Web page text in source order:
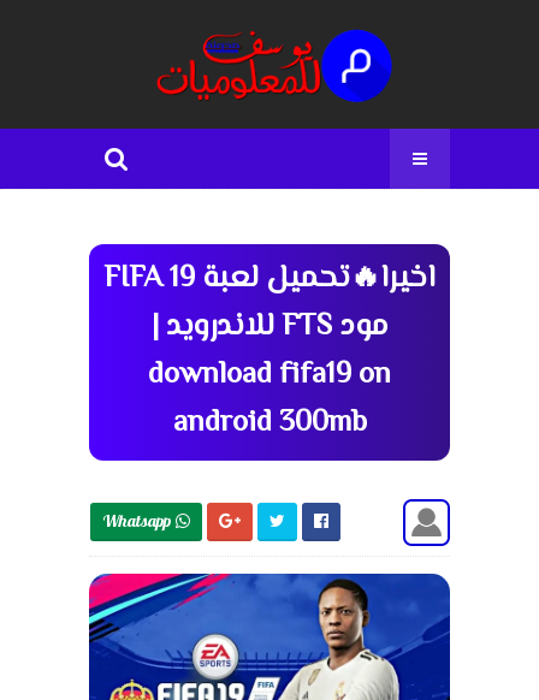
اخيرا🔥تحميل لعبة FIFA 19
مود FTS للاندرويد |
download fifa19 on
android 300mb
Whatsapp 